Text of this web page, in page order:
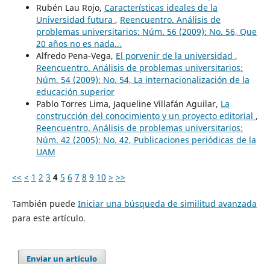
Rubén Lau Rojo, Características ideales de la
Universidad futura , Reencuentro. Análisis de
problemas universitarios: Núm. 56 (2009): No. 56, Que
20 años no es nada...
Alfredo Pena-Vega, El porvenir de la universidad ,
Reencuentro. Análisis de problemas universitarios:
Núm. 54 (2009): No. 54, La internacionalización de la
educación superior
Pablo Torres Lima, Jaqueline Villafán Aguilar, La
construcción del conocimiento y un proyecto editorial ,
Reencuentro. Análisis de problemas universitarios:
Núm. 42 (2005): No. 42, Publicaciones periódicas de la
UAM
<< < 1 2 3 4 5 6 7 8 9 10 > >>
También puede Iniciar una búsqueda de similitud avanzada
para este artículo.
Enviar un artículo